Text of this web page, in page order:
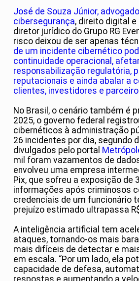
José de Souza Júnior,
cibersegurança, direito digital e
diretor jurídico do Grupo RG
risco deixou de ser apenas
de um incidente cibernético
continuidade operacional,
responsabilização regulatória,
reputacionais e ainda abalar a
clientes, investidores e
No Brasil, o cenário também é
2025, o governo federal
cibernéticos à administração
26 incidentes por dia, segundo
divulgados pelo portal
mil foram vazamentos de
envolveu uma empresa
Pix, que sofreu a exposição de
informações após criminosos
credenciais de um funcionário
prejuízo estimado ultrapassa
A inteligência artificial tem
ataques, tornando-os mais
mais difíceis de detectar e
em escala. “Por um lado, ela
capacidade de defesa,